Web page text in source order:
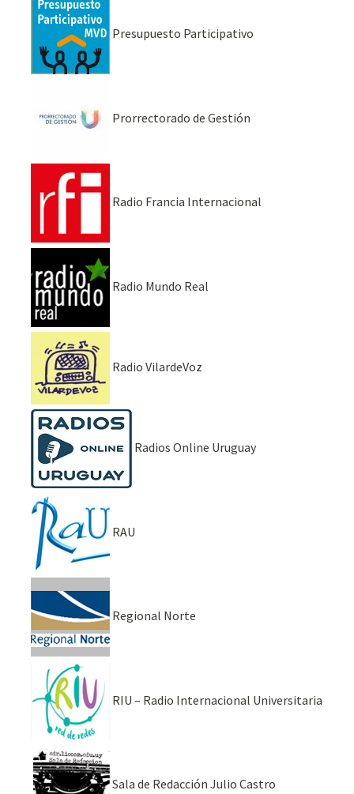
Presupuesto Participativo
Prorrectorado de Gestión
Radio Francia Internacional
Radio Mundo Real
Radio VilardeVoz
Radios Online Uruguay
RAU
Regional Norte
RIU – Radio Internacional Universitaria
Sala de Redacción Julio Castro